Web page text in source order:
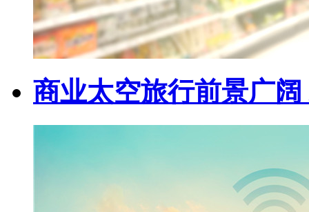
商业太空旅行前景广